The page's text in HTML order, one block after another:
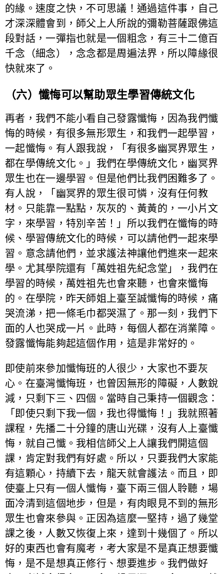
的緣。速度之快，不可思議！通過這件事，自己
才深深體會到，師父上人所說的彌勒菩薩跟佛這
段對話，一彈指也就是一個粗念，有三十二億百
千念（細念），念念都是周遍法界，所以障緣很
快就來了。
（六）懺悔可以幫助眾生學習傳統文化
再者，我們不能小看自己發露懺悔，因為我們懺
悔的時候，有很多無形眾生，和我們一起學習，
一起懺悔。有人跟我說，「有很多幽冥界眾生，
都在學傳統文化。」我們在學傳統文化，幽冥界
眾生也在一邊學習。但是他們比我們困難多了。
有人說，「幽冥界的眾生很可憐，沒有任何教
材。只能靠一點點，灰灰的、黃黃的，一小片文
字，來學習，特別辛苦！」所以我們在懺悔的時
候、學習傳統文化的時候，可以請他們一起來學
習。意念請他們，並求護法神讓他們進來一起來
學。尤其學院還有「萬姓祖先紀念堂」，我們在
學習的時候，萬姓祖先也會來聽，也會來懺悔
的。在學院，昨天師姐上臺至誠懺悔的時候，痛
哭流涕，把一條毛巾都哭濕了。那一刻，我們下
面的人也哭成一片。此時，每個人都在消業障。
發露懺悔能夠起這個作用，這是非常好的。
即使前來參加懺悔班的人很少，大家也不要灰
心。在臺灣懺悔班，也曾因無形的障礙，人數銳
減，只剩下三、四個。當時自己秉持一個觀念：
「即使只剩下我一個，我也得懺悔！」我就照著
課程，先播二十分鐘的唐山光碟，沒有人上臺懺
悔，就自己懺。我相信師父上人讓我們開這個
課，肯定對我們有好處。所以，只要我們大家能
有這顆心，持續下去，龍天就會護法。而且，即
使臺上只有一個人懺悔，臺下兩三個人聆聽，場
面冷清到這個地步，但是，有肉眼見不到的無形
眾生也會來參與。正因為這麼一堅持，過了幾堂
課之後，人數又恢復上來，達到十幾個了。所以
好的東西也會有魔考，考大家是不是真正想要懺
悔，是不是想真正修行、想要進步。我們做好